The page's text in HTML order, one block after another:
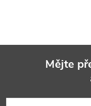
Mějte